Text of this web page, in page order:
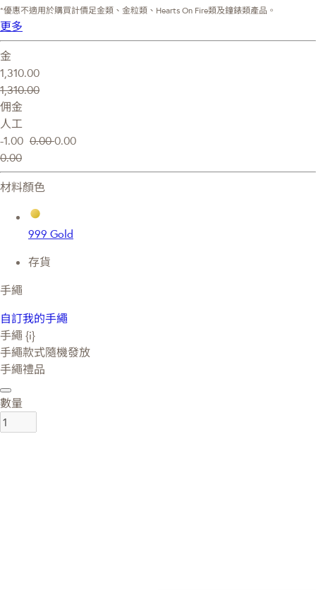
*優惠不適用於購買計價足金類、金粒類、Hearts On Fire類及鐘錶類產品。
更多
金
1,310.00
1,310.00
佣金
人工
-1.00 0.000.00
0.00
材料顏色
999 Gold
存貨
手繩
自訂我的手繩
手繩 {i}
手繩款式隨機發放
手繩禮品
數量